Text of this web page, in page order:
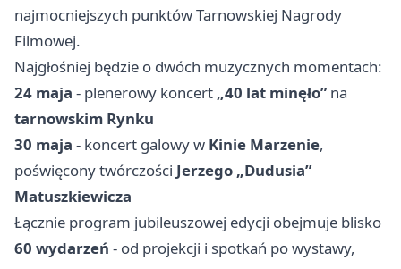
najmocniejszych punktów Tarnowskiej Nagrody
Filmowej.
Najgłośniej będzie o dwóch muzycznych momentach:
24 maja - plenerowy koncert „40 lat minęło”na
tarnowskim Rynku
30 maja - koncert galowy w Kinie Marzenie,
poświęcony twórczości Jerzego „Dudusia”
Matuszkiewicza
Łącznie program jubileuszowej edycji obejmuje blisko
60 wydarzeń - od projekcji i spotkań po wystawy,